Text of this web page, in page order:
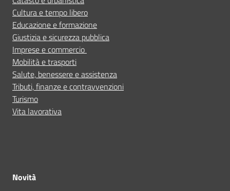
Cultura e tempo libero
Educazione e formazione
Giustizia e sicurezza pubblica
Imprese e commercio
Mobilità e trasporti
Salute, benessere e assistenza
Tributi, finanze e contravvenzioni
Turismo
Vita lavorativa
Novità